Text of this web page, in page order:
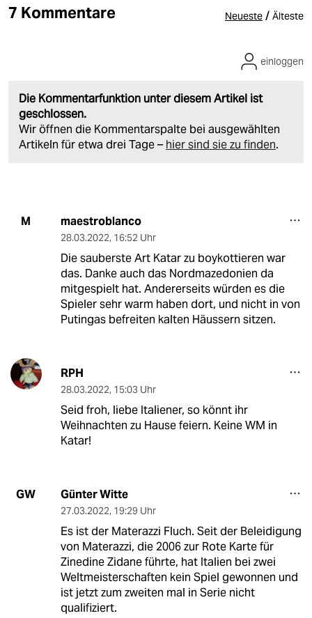
7 Kommentare Neueste / Älteste
Die Kommentarfunktion unter diesem Artikel ist
geschlossen.
Wir öffnen die Kommentarspalte bei ausgewählten
Artikeln für etwa drei Tage – hier sind sie zu finden.
einloggen
M maestroblanco
28.03.2022, 16:52 Uhr
Die sauberste Art Katar zu boykottieren war
das. Danke auch das Nordmazedonien da
mitgespielt hat. Andererseits würden es die
Spieler sehr warm haben dort, und nicht in von
Putingas befreiten kalten Häussern sitzen.
RPH
28.03.2022, 15:03 Uhr
Seid froh, liebe Italiener, so könnt ihr
Weihnachten zu Hause feiern. Keine WM in
Katar!
GW Günter Witte
27.03.2022, 19:29 Uhr
Es ist der Materazzi Fluch. Seit der Beleidigung
von Materazzi, die 2006 zur Rote Karte für
Zinedine Zidane führte, hat Italien bei zwei
Weltmeisterschaften kein Spiel gewonnen und
ist jetzt zum zweiten mal in Serie nicht
qualifiziert.